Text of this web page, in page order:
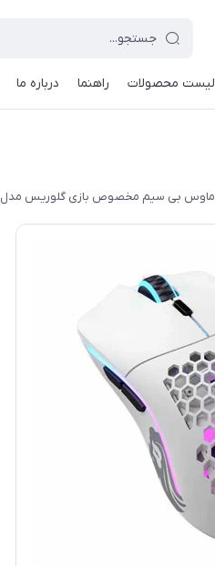
لیست محصولات راهنما درباره ما
ماوس بی سیم مخصوص بازی گلوریس مدل O Minus